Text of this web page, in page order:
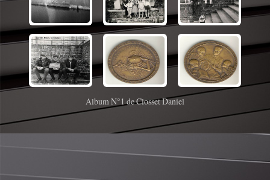
Album N°1 de Closset Daniel